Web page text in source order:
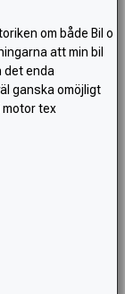
om både Bil o
att min bil
det enda
ganska omöjligt
tex